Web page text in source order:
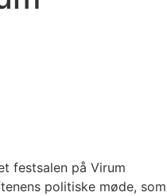
festsalen på Virum
politiske møde, som